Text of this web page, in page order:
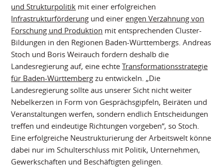
und Strukturpolitik mit einer erfolgreichen
Infrastrukturförderung und einerengen Verzahnung von
Forschung und Produktion mit entsprechenden Cluster-
Bildungen in den Regionen Baden-Württembergs. Andreas
Stoch und Boris Weirauch fordern deshalb die
Landesregierung auf, eine echteTransformationsstrategie
für Baden-Württemberg zu entwickeln. „Die
Landesregierung sollte aus unserer Sicht nicht weiter
Nebelkerzen in Form von Gesprächsgipfeln, Beiräten und
Veranstaltungen werfen, sondern endlich Entscheidungen
treffen und eindeutige Richtungen vorgeben“, so Stoch.
Eine erfolgreiche Neustrukturierung der Arbeitswelt könne
dabei nur im Schulterschluss mit Politik, Unternehmen,
Gewerkschaften und Beschäftigten gelingen.